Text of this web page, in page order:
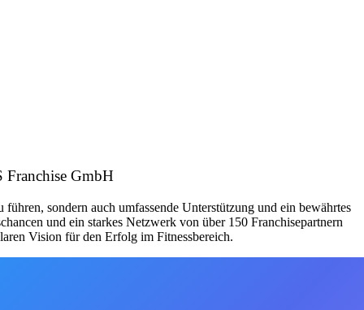
GmbH
sondern auch umfassende Unterstützung und ein bewährtes
und ein starkes Netzwerk von über 150 Franchisepartnern
Vision für den Erfolg im Fitnessbereich.